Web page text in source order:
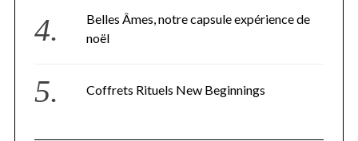
Belles Âmes, notre capsule expérience de
noël
Coffrets Rituels New Beginnings